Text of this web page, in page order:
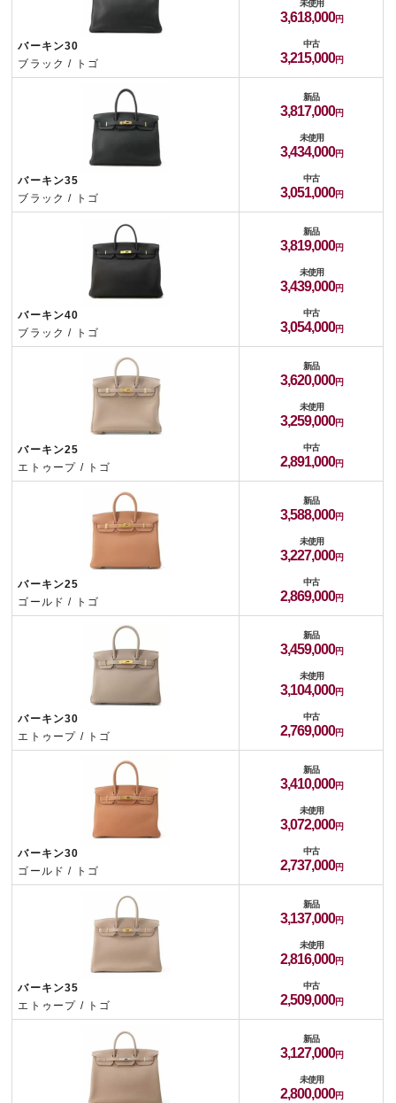
バーキン30
ブラック / トゴ
未使用
3,618,000
中古
3,215,000
バーキン35
ブラック / トゴ
新品
3,817,000
未使用
3,434,000
中古
3,051,000
バーキン40
ブラック / トゴ
新品
3,819,000
未使用
3,439,000
中古
3,054,000
バーキン25
エトゥープ / トゴ
新品
3,620,000
未使用
3,259,000
中古
2,891,000
バーキン25
ゴールド / トゴ
新品
3,588,000
未使用
3,227,000
中古
2,869,000
バーキン30
エトゥープ / トゴ
新品
3,459,000
未使用
3,104,000
中古
2,769,000
バーキン30
ゴールド / トゴ
新品
3,410,000
未使用
3,072,000
中古
2,737,000
バーキン35
エトゥープ / トゴ
新品
3,137,000
未使用
2,816,000
中古
2,509,000
新品
3,127,000
未使用
2,800,000